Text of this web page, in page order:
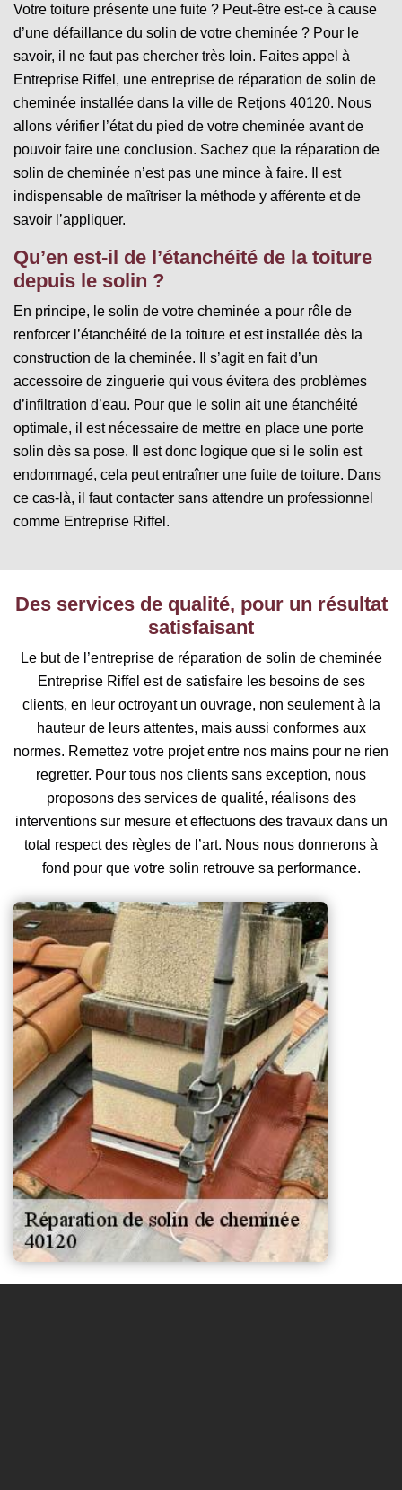
Votre toiture présente une fuite ? Peut-être est-ce à cause
d’une défaillance du solin de votre cheminée ? Pour le
savoir, il ne faut pas chercher très loin. Faites appel à
Entreprise Riffel, une entreprise de réparation de solin de
cheminée installée dans la ville de Retjons 40120. Nous
allons vérifier l’état du pied de votre cheminée avant de
pouvoir faire une conclusion. Sachez que la réparation de
solin de cheminée n’est pas une mince à faire. Il est
indispensable de maîtriser la méthode y afférente et de
savoir l’appliquer.
Qu’en est-il de l’étanchéité de la toiture
depuis le solin ?
En principe, le solin de votre cheminée a pour rôle de
renforcer l’étanchéité de la toiture et est installée dès la
construction de la cheminée. Il s’agit en fait d’un
accessoire de zinguerie qui vous évitera des problèmes
d’infiltration d’eau. Pour que le solin ait une étanchéité
optimale, il est nécessaire de mettre en place une porte
solin dès sa pose. Il est donc logique que si le solin est
endommagé, cela peut entraîner une fuite de toiture. Dans
ce cas-là, il faut contacter sans attendre un professionnel
comme Entreprise Riffel.
Des services de qualité, pour un résultat
satisfaisant
Le but de l’entreprise de réparation de solin de cheminée
Entreprise Riffel est de satisfaire les besoins de ses
clients, en leur octroyant un ouvrage, non seulement à la
hauteur de leurs attentes, mais aussi conformes aux
normes. Remettez votre projet entre nos mains pour ne rien
regretter. Pour tous nos clients sans exception, nous
proposons des services de qualité, réalisons des
interventions sur mesure et effectuons des travaux dans un
total respect des règles de l’art. Nous nous donnerons à
fond pour que votre solin retrouve sa performance.